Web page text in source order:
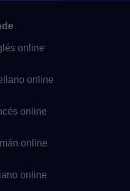
online
online
online
online
online